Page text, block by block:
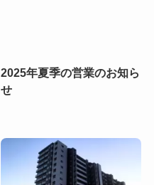
2025年夏季の営業のお知ら
せ